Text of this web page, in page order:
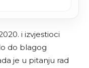
i izvjestioci
do blagog
je u pitanju rad